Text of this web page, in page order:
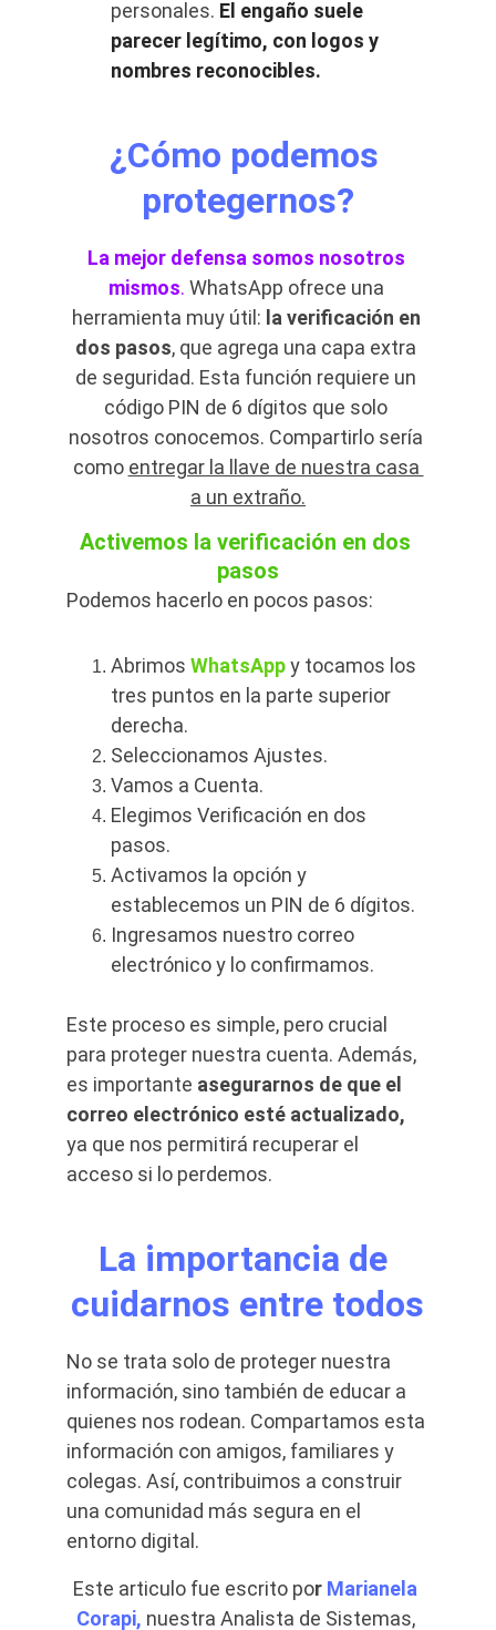
personales. El engaño suele
parecer legítimo, con logos y
nombres reconocibles.
¿Cómo podemos
protegernos?
La mejor defensa somos nosotros
mismos. WhatsApp ofrece una
herramienta muy útil: la verificación en
dos pasos, que agrega una capa extra
de seguridad. Esta función requiere un
código PIN de 6 dígitos que solo
nosotros conocemos. Compartirlo sería
como entregar la llave de nuestra casa
a un extraño.
Activemos la verificación en dos
pasos
Podemos hacerlo en pocos pasos:
Abrimos WhatsApp y tocamos los
tres puntos en la parte superior
derecha.
Seleccionamos Ajustes.
Vamos a Cuenta.
Elegimos Verificación en dos
pasos.
Activamos la opción y
establecemos un PIN de 6 dígitos.
Ingresamos nuestro correo
electrónico y lo confirmamos.
Este proceso es simple, pero crucial
para proteger nuestra cuenta. Además,
es importante asegurarnos de que el
correo electrónico esté actualizado,
ya que nos permitirá recuperar el
acceso si lo perdemos.
La importancia de
cuidarnos entre todos
No se trata solo de proteger nuestra
información, sino también de educar a
quienes nos rodean. Compartamos esta
información con amigos, familiares y
colegas. Así, contribuimos a construir
una comunidad más segura en el
entorno digital.
Este articulo fue escrito por Marianela
Corapi, nuestra Analista de Sistemas,